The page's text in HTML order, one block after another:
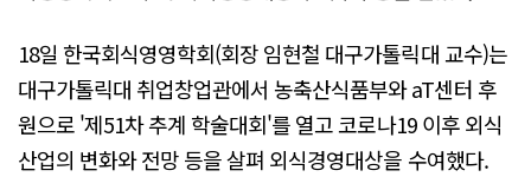
18일 한국회식영영학회(회장 임현철 대구가톨릭대 교수)는
대구가톨릭대 취업창업관에서 농축산식품부와 aT센터 후
원으로 '제51차 추계 학술대회'를 열고 코로나19 이후 외식
산업의 변화와 전망 등을 살펴 외식경영대상을 수여했다.